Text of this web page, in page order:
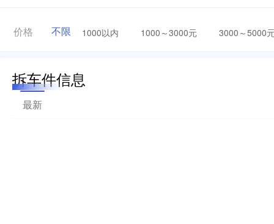
价格 不限 1000以内 1000～3000元 3000～5000
拆车件信息
最新